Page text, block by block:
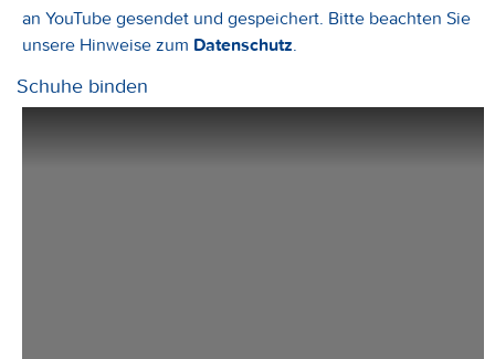
an YouTube gesendet und gespeichert. Bitte beachten Sie
unsere Hinweise zum Datenschutz
Schuhe binden